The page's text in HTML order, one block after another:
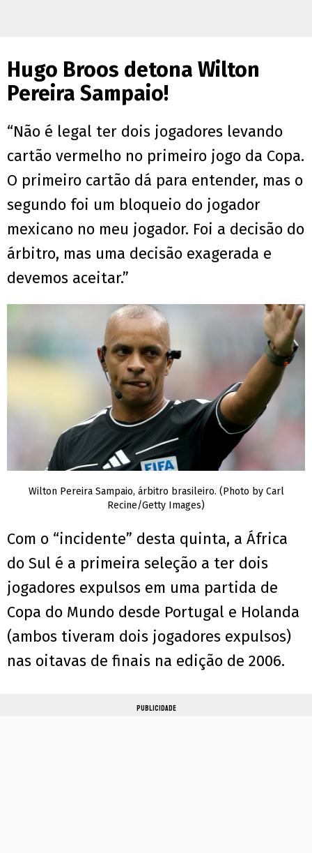
Hugo Broos detona Wilton
Pereira Sampaio!
“Não é legal ter dois jogadores levando
cartão vermelho no primeiro jogo da Copa.
O primeiro cartão dá para entender, mas o
segundo foi um bloqueio do jogador
mexicano no meu jogador. Foi a decisão do
árbitro, mas uma decisão exagerada e
devemos aceitar.”
Wilton Pereira Sampaio, árbitro brasileiro. (Photo by Carl
Recine/Getty Images)
Com o “incidente” desta quinta, a África
do Sul é a primeira seleção a ter dois
jogadores expulsos em uma partida de
Copa do Mundo desde Portugal e Holanda
(ambos tiveram dois jogadores expulsos)
nas oitavas de finais na edição de 2006.
PUBLICIDADE